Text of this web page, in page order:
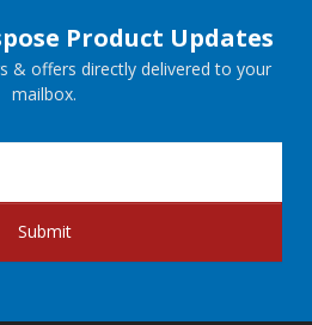
Product Updates
& offers directly delivered to your
mailbox.
Submit